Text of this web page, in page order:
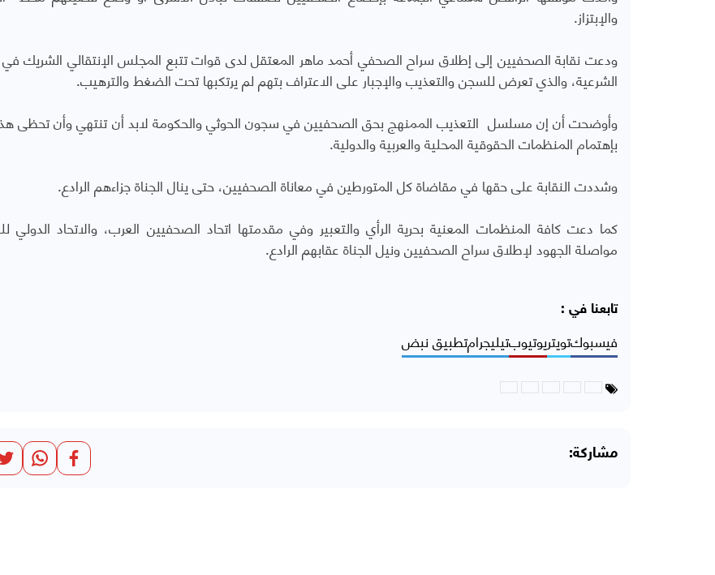
والإبتزاز.
ودعت نقابة الصحفيين إلى إطلاق سراح الصحفي أحمد ماهر المعتقل لدى قوات تتبع المجلس الإنتقالي الشريك
الشرعية، والذي تعرض للسجن والتعذيب والإجبار على الاعتراف بتهم لم يرتكبها تحت الضغط والترهيب.
وأوضحت أنإن مسلسل التعذيب الممنهج بحق الصحفيين في سجون الحوثي والحكومة لابد أن تنتهي وأن تحظى
بإهتمام المنظمات الحقوقية المحلية والعربية والدولية.
وشددت النقابة على حقها في مقاضاة كل المتورطين في معاناة الصحفيين، حتى ينال الجناة جزاءهم الرادع.
كما دعت كافة المنظمات المعنية بحرية الرأي والتعبير وفي مقدمتها اتحاد الصحفيين العرب، والاتحاد الدولي
مواصلة الجهود لإطلاق سراح الصحفيين ونيل الجناة عقابهم الرادع.
تابعنا في :
فيسبوكتويتريوتيوبتيليجرامتطبيق نبض
مشاركة: